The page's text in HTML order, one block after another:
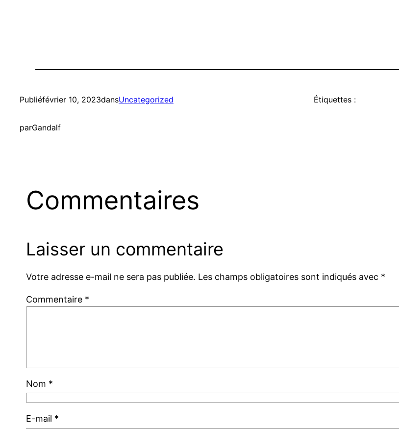
Publiéfévrier 10, 2023dansUncategorized
parGandalf
Étiquettes :
Commentaires
Laisser un commentaire
Votre adresse e-mail ne sera pas publiée. Les champs obligatoires sont indiqués avec *
Commentaire *
Nom *
E-mail *